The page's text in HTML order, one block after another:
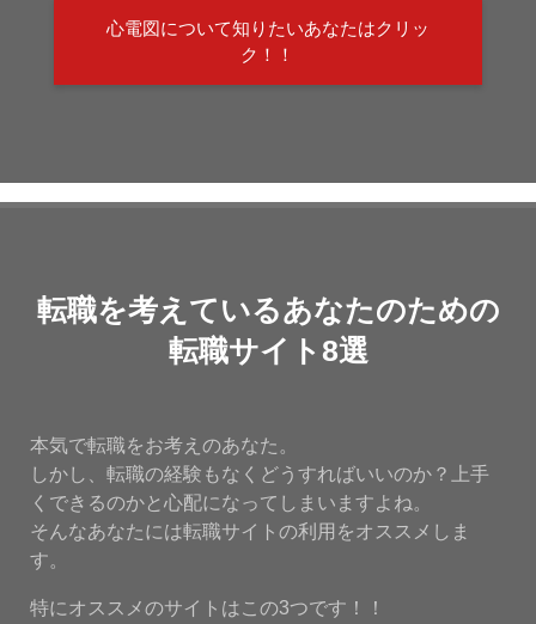
心電図について知りたいあなたはクリッ
ク！！
転職を考えているあなたのための
転職サイト8選
本気で転職をお考えのあなた。
しかし、転職の経験もなくどうすればいいのか？上手
くできるのかと心配になってしまいますよね。
そんなあなたには転職サイトの利用をオススメしま
す。
特にオススメのサイトはこの3つです！！